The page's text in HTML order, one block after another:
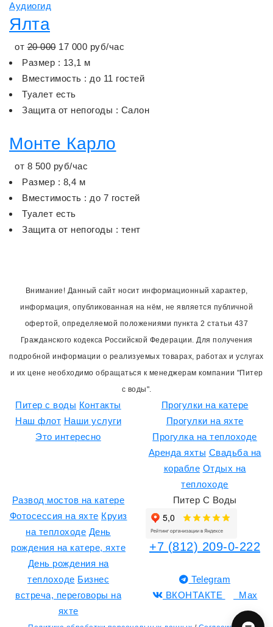
Аудиогид
Ялта
от20 000 17 000 руб/час
Размер : 13,1 м
Вместимость : до 11 гостей
Туалет есть
Защита от непогоды : Салон
Монте Карло
от 8 500 руб/час
Размер : 8,4 м
Вместимость : до 7 гостей
Туалет есть
Защита от непогоды : тент
Внимание! Данный сайт носит информационный характер,
информация, опубликованная на нём, не является публичной
офертой, определяемой положениями пункта 2 статьи 437
Гражданского кодекса Российской Федерации. Для получения
подробной информации о реализуемых товарах, работах и услугах
и их цене необходимо обращаться к менеджерам компании "Питер
с воды".
Питер с воды Контакты
Наш флот Наши услуги
Это интересно
Прогулки на катере
Прогулки на яхте
Прогулка на теплоходе
Аренда яхты Свадьба на
корабле Отдых на
теплоходе
Развод мостов на катере
Фотосессия на яхте Круиз
на теплоходе День
рождения на катере, яхте
День рождения на
теплоходе Бизнес
встреча, переговоры на
яхте
Питер С Воды
+7 (812) 209-0-222
Telegram
ВКОНТАКТЕ
Max